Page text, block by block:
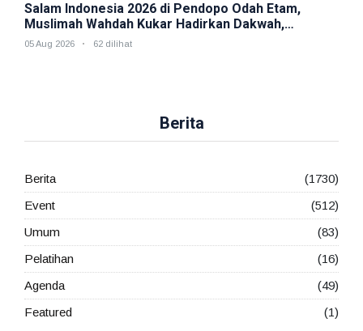
Salam Indonesia 2026 di Pendopo Odah Etam,
Muslimah Wahdah Kukar Hadirkan Dakwah,
Kesehatan, dan Kepedulian Sosial
05 Aug 2026 62 dilihat
Berita
Berita
(1730)
Event
(512)
Umum
(83)
Pelatihan
(16)
Agenda
(49)
Featured
(1)